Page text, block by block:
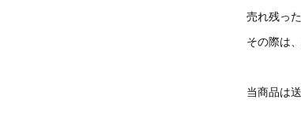
売れ残っ
その際は
当商品は